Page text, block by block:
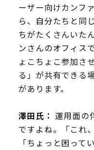
ーザー向けカンフ
ら、自分たちと同
ちがたくさんいた
ンさんのオフィス
ょこちょこ参加さ
る」が共有できる
があります。
澤田氏： 運用面の
ですよね。「これ
「ちょっと困って